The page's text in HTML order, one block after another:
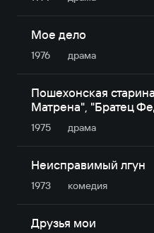
Мое дело
1976 драма
Пошехонская
Матрена", "Братец
1975 драма
Неисправимый лгун
1973 комедия
Друзья мои